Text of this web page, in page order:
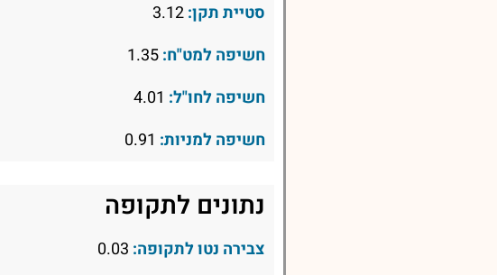
סטיית תקן:
חשיפה למט"ח:
חשיפה לחו"ל:
חשיפה למניות:
נתונים לתקופה
צבירה נטו לתקופה: